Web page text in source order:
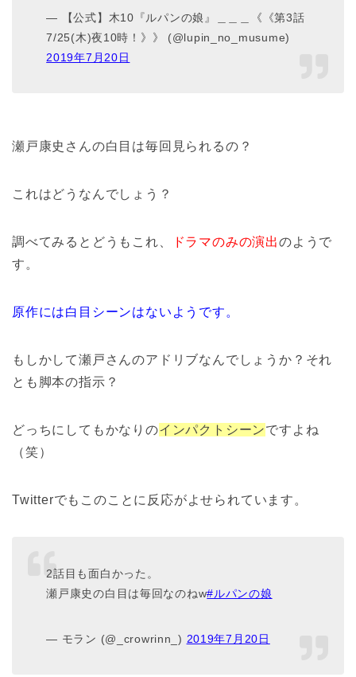
— 【公式】木10『ルパンの娘』＿＿＿《《第3話
7/25(木)夜10時！》》 (@lupin_no_musume)
2019年7月20日
瀬戸康史さんの白目は毎回見られるの？
これはどうなんでしょう？
調べてみるとどうもこれ、 ドラマのみの演出のようで
す。
原作には白目シーンはないようです。
もしかして瀬戸さんのアドリブなんでしょうか？それ
とも脚本の指示？
どっちにしてもかなりのインパクトシーンですよね
（笑）
Twitterでもこのことに反応がよせられています。
2話目も面白かった。
瀬戸康史の白目は毎回なのねw#ルパンの娘
— モラン (@_crowrinn_) 2019年7月20日